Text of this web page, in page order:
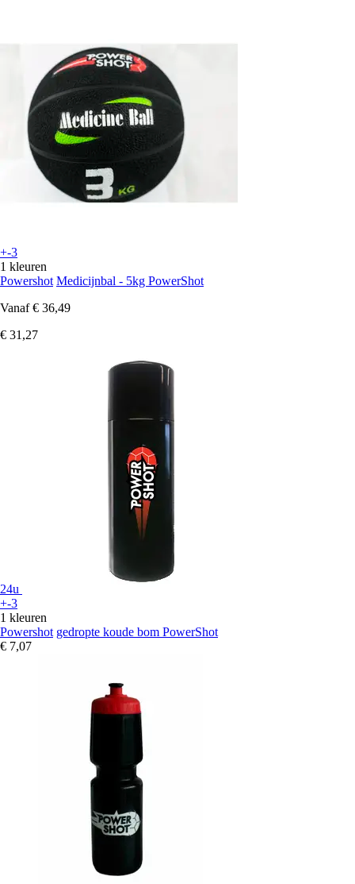
+-3
1 kleuren
Powershot Medicijnbal - 5kg PowerShot
Vanaf € 36,49
€ 31,27
24u
+-3
1 kleuren
Powershot gedropte koude bom PowerShot
€ 7,07